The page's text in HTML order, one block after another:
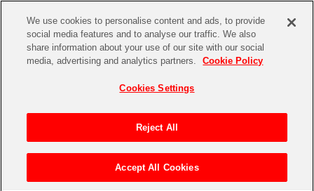
CHANNEL STORE EVENT
アイドルマスターシリーズ
アイドルマスター
イベントグッズ
トイ・ホビー
> テイルズ オブ フェスティバル 2026 協賛社 > Jコミュニケーション > テイルズ
We use cookies to personalise content and ads, to provide
social media features and to analyse our traffic. We also
share information about your use of our site with our social
media, advertising and analytics partners.
Cookie Policy
Cookies Settings
Reject All
Accept All Cookies